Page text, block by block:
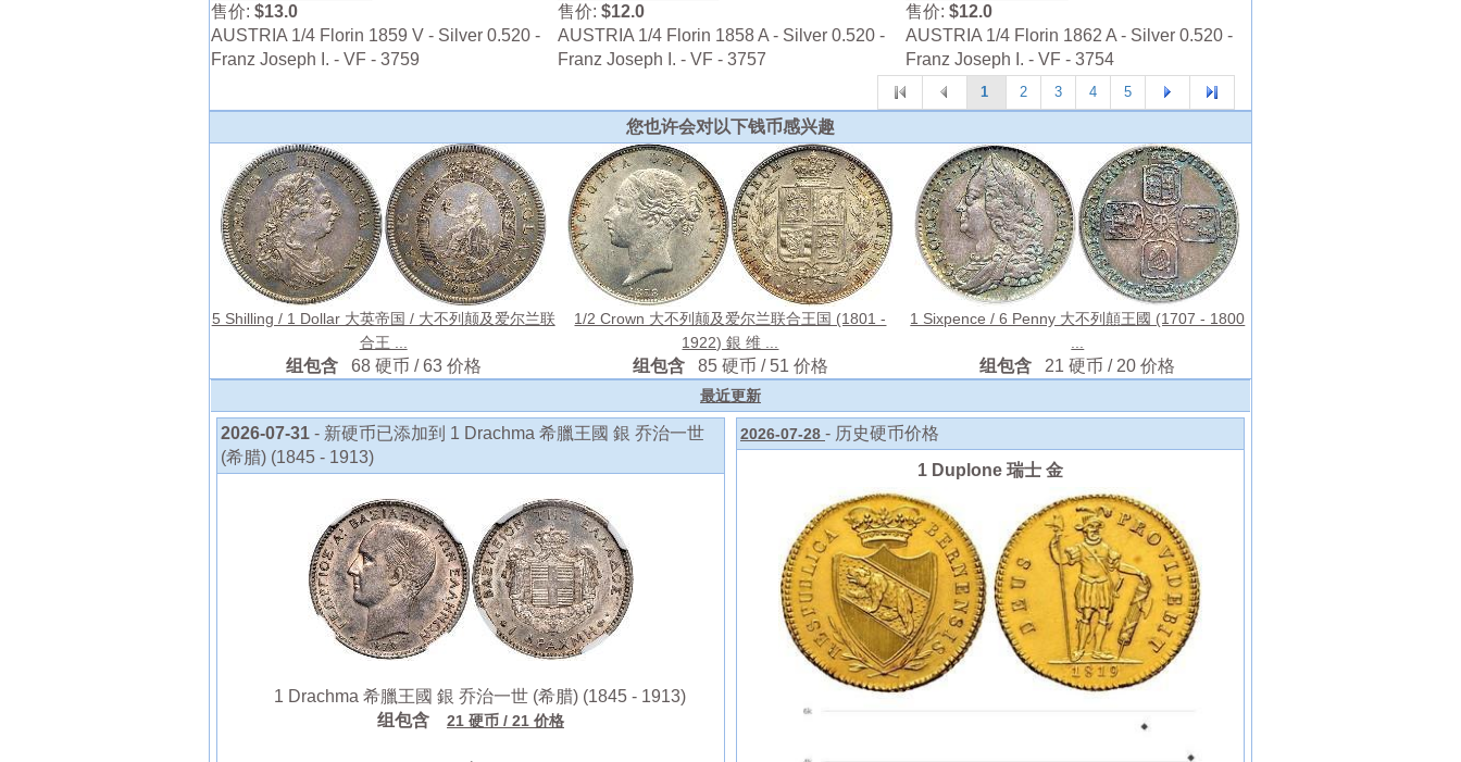
售价: $13.0
AUSTRIA 1/4 Florin 1859 V - Silver 0.520 -
Franz Joseph I. - VF - 3759
售价:$12.0
AUSTRIA 1/4 Florin 1858 A - Silver 0.520 -
Franz Joseph I. - VF - 3757
售价: $12.0
AUSTRIA 1/4 Florin 1862 A - Silver 0.520 -
Franz Joseph I. - VF - 3754
1 2 3 4 5
您也许会对以下钱币感兴趣
5 Shilling / 1 Dollar 大英帝国 / 大不列颠及爱尔兰联
合王 ...
组包含 68 硬币 / 63 价格
1/2 Crown 大不列颠及爱尔兰联合王国 (1801 -
1922) 銀 维 ...
组包含 85 硬币 / 51 价格
1 Sixpence / 6 Penny 大不列顛王國 (1707 - 1800
组包含 21 硬币 / 20 价格
最近更新
2026-07-31 - 新硬币已添加到 1 Drachma 希臘王國 銀 乔治一世
(希腊) (1845 - 1913)
1 Drachma 希臘王國 銀 乔治一世 (希腊) (1845 - 1913)
组包含
21 硬币 / 21 价格
2026-07-28 - 历史硬币价格
1 Duplone 瑞士 金